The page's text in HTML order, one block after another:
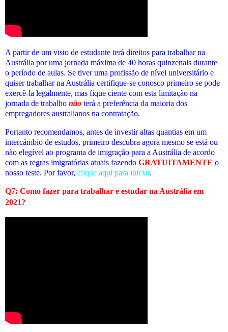
A partir de um visto de estudante terá direitos para trabalhar na
Austrália por uma jornada máxima de 40 horas quinzenais durante
o período de aulas. Se tiver uma profissão de nível universitário e
quiser trabalhar na Austrália certifique-se conosco primeiro se pode
exercê-la legalmente, mas fique ciente com esta limitação na
jornada de trabalho não terá a preferência da maioria dos
empregadores australianos na contratação.
Portanto recomendamos, antes de investir altas quantias em um
intercâmbio de estudos, primeiro descubra agora mesmo se está ou
não elegível ao programa de imigração para a Austrália de acordo
com as regras imigratórias atuais fazendo GRATUITAMENTE o
nosso teste. Por favor, clique aqui para iniciar.
Q7: Como fazer para trabalhar e estudar na Austrália em
2021?